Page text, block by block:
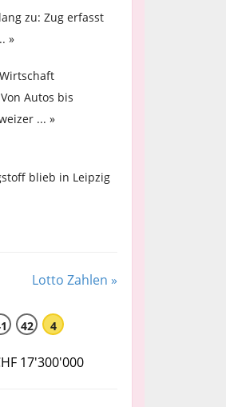
zu: Zug erfasst
»
Autos bis
... »
blieb in Leipzig
Lotto Zahlen »
42 4
17'300'000